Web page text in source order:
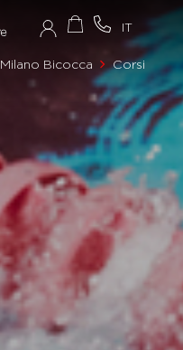
Milano Bicocca
Corsi